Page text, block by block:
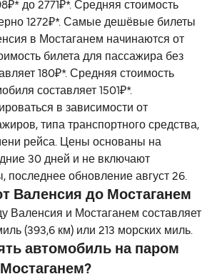
до 2771₽*. Средняя стоимость
1272₽*. Самые дешёвые билеты
в Мостаганем начинаются от
билета для пассажира без
180₽*. Средняя стоимость
составляет 1501₽*.
в зависимости от
типа транспортного средства,
рейса. Цены основаны на
30 дней и не включают
последнее обновление август 26.
Валенсия до Мостаганем
Валенсия и Мостаганем составляет
(393,6 км) или 213 морских миль.
автомобиль на паром